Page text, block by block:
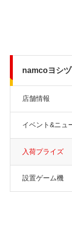
namcoヨシ
店舗情報
イベント&ニュ
入荷プライズ
設置ゲーム機